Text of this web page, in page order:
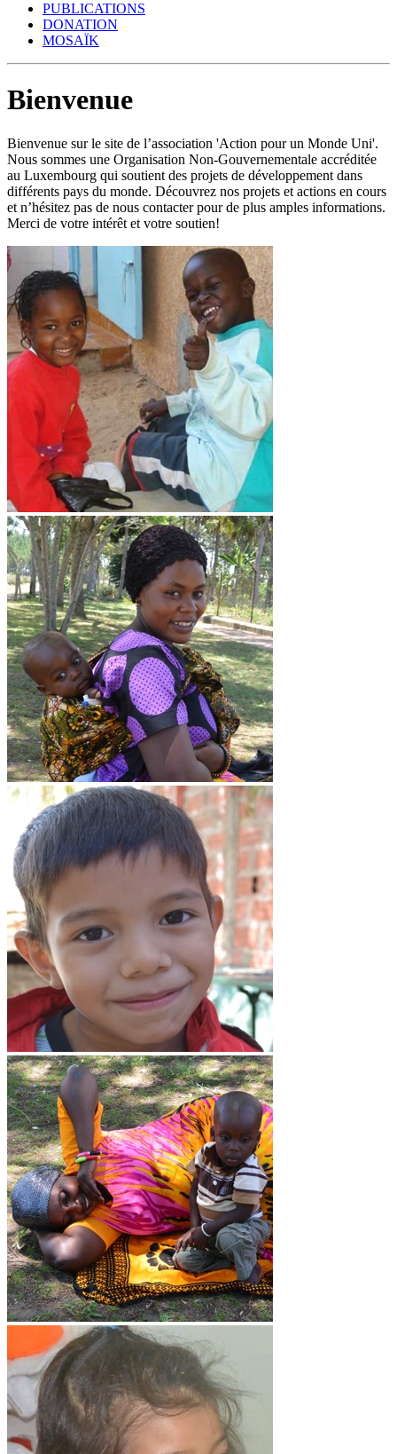
PUBLICATIONS
DONATION
MOSAÏK
Bienvenue
Bienvenue sur le site de l’association 'Action pour un Monde Uni'.
Nous sommes une Organisation Non-Gouvernementale accréditée
au Luxembourg qui soutient des projets de développement dans
différents pays du monde. Découvrez nos projets et actions en cours
et n’hésitez pas de nous contacter pour de plus amples informations.
Merci de votre intérêt et votre soutien!